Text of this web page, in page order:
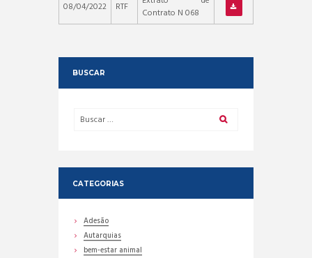
08/04/2022
RTF
Contrato N 068
BUSCAR
CATEGORIAS
Adesão
Autarquias
bem-estar animal